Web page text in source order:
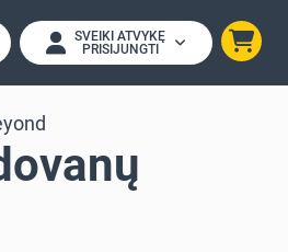
SVEIKI ATVYKĘ
PRISIJUNGTI